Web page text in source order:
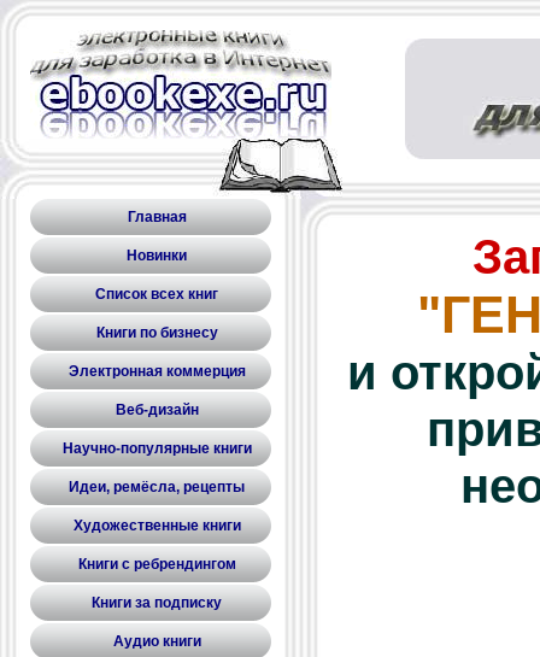
Главная
Новинки
Список всех книг
Книги по бизнесу
Электронная коммерция
Веб-дизайн
Научно-популярные книги
Идеи, ремёсла, рецепты
Художественные книги
Книги с ребрендингом
Книги за подписку
Аудио книги
и